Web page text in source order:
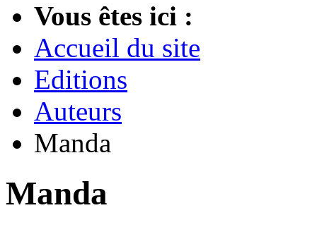
Vous êtes ici :
Accueil du site
Editions
Auteurs
Manda
Manda